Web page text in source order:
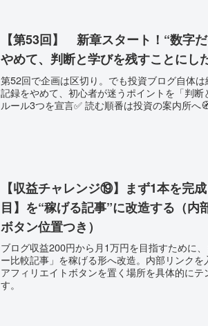
【第53回】 新章スタート！“数字
やめて、判断と学びを残すことにし
第52回で企画は区切り。でも投資ブログ自体
記録をやめて、初心者が迷うポイントを「判
ルール3つを宣言✅ 読む順番は投資の案内所へ
【収益チャレンジ⑲】まず1本を完
目】を“稼げる記事”に改造する（内
ボタン位置つき）
ブログ収益200円から月1万円を目指すために
ー比較記事」を稼げる形へ改造。内部リンクを
アフィリエイトボタンを置く場所を具体的にテ
す。